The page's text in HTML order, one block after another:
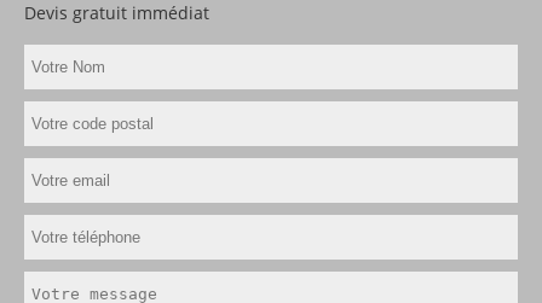
Devis gratuit immédiat